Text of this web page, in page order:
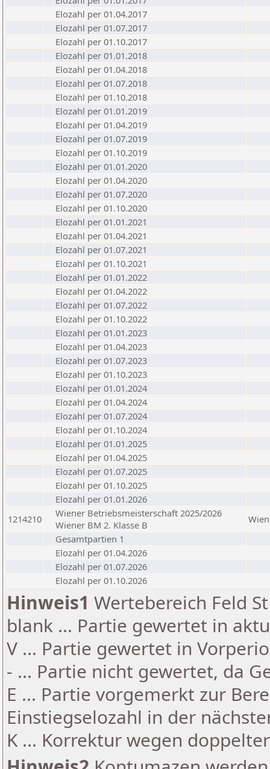
Elozahl per 01.04.2017
Elozahl per 01.07.2017
Elozahl per 01.10.2017
Elozahl per 01.01.2018
Elozahl per 01.04.2018
Elozahl per 01.07.2018
Elozahl per 01.10.2018
Elozahl per 01.01.2019
Elozahl per 01.04.2019
Elozahl per 01.07.2019
Elozahl per 01.10.2019
Elozahl per 01.01.2020
Elozahl per 01.04.2020
Elozahl per 01.07.2020
Elozahl per 01.10.2020
Elozahl per 01.01.2021
Elozahl per 01.04.2021
Elozahl per 01.07.2021
Elozahl per 01.10.2021
Elozahl per 01.01.2022
Elozahl per 01.04.2022
Elozahl per 01.07.2022
Elozahl per 01.10.2022
Elozahl per 01.01.2023
Elozahl per 01.04.2023
Elozahl per 01.07.2023
Elozahl per 01.10.2023
Elozahl per 01.01.2024
Elozahl per 01.04.2024
Elozahl per 01.07.2024
Elozahl per 01.10.2024
Elozahl per 01.01.2025
Elozahl per 01.04.2025
Elozahl per 01.07.2025
Elozahl per 01.10.2025
Elozahl per 01.01.2026
1214210
Wiener Betriebsmeisterschaft 2025/2026
Wiener BM 2. Klasse B
Wien
Gesamtpartien 1
Elozahl per 01.04.2026
Elozahl per 01.07.2026
Elozahl per 01.10.2026
Hinweis1 Wertebereich Feld
blank ... Partie gewertet in
V ... Partie gewertet in
- ... Partie nicht gewertet, da
E ... Partie vorgemerkt zur
Einstiegselozahl in der
K ... Korrektur wegen